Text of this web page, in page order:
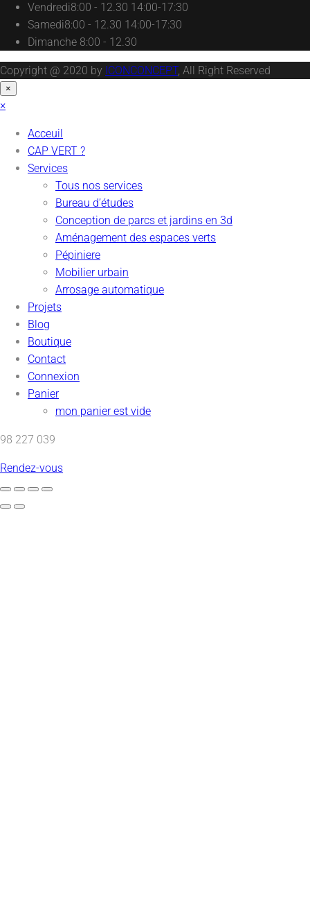
Vendredi8:00 - 12.30 14:00-17:30
Samedi8:00 - 12.30 14:00-17:30
Dimanche 8:00 - 12.30
Copyright @ 2020 by ICONCONCEPT, All Right Reserved
×
×
Acceuil
CAP VERT ?
Services
Tous nos services
Bureau d’études
Conception de parcs et jardins en 3d
Aménagement des espaces verts
Pépiniere
Mobilier urbain
Arrosage automatique
Projets
Blog
Boutique
Contact
Connexion
Panier
mon panier est vide
98 227 039
Rendez-vous